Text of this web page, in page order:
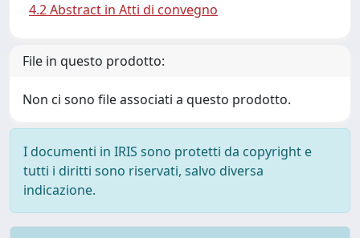
4.2 Abstract in Atti di convegno
File in questo prodotto:
Non ci sono file associati a questo prodotto.
I documenti in IRIS sono protetti da copyright e
tutti i diritti sono riservati, salvo diversa
indicazione.